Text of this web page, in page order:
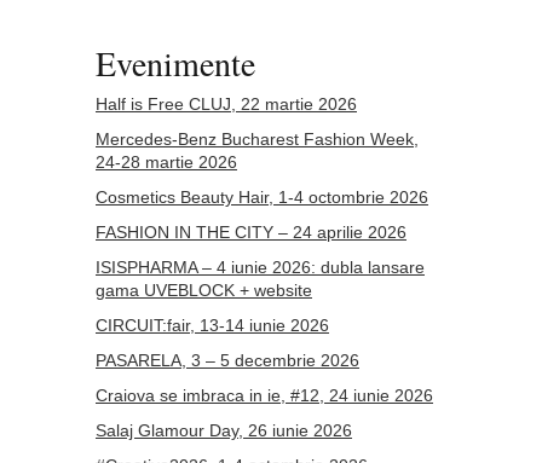
Evenimente
Half is Free CLUJ, 22 martie 2026
Mercedes-Benz Bucharest Fashion Week,
24-28 martie 2026
Cosmetics Beauty Hair, 1-4 octombrie 2026
FASHION IN THE CITY – 24 aprilie 2026
ISISPHARMA – 4 iunie 2026: dubla lansare
gama UVEBLOCK + website
CIRCUIT:fair, 13-14 iunie 2026
PASARELA, 3 – 5 decembrie 2026
Craiova se imbraca in ie, #12, 24 iunie 2026
Salaj Glamour Day, 26 iunie 2026